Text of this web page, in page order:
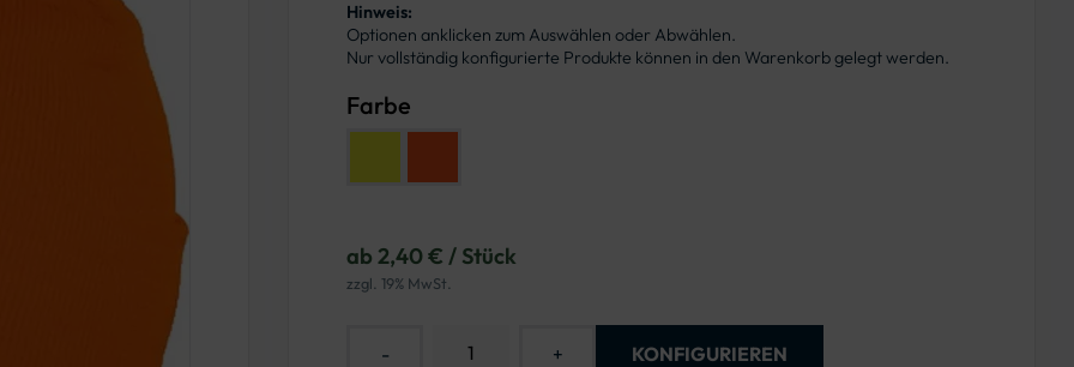
Hinweis:
Optionen anklicken zum Auswählen oder Abwählen.
Nur vollständig konfigurierte Produkte können in den Warenkorb gelegt werden.
Farbe
ab 2,40 € / Stück
zzgl. 19% MwSt.
- + KONFIGURIEREN